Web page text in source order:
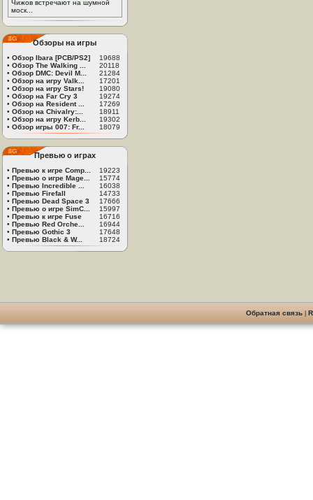
Чижов встречают на шумной
моск...
Обзоры на игры
• Обзор Ibara [PCB/PS2]
19688
• Обзор The Walking ...
20118
• Обзор DMC: Devil M...
21284
• Обзор на игру Valk...
17201
• Обзор на игру Stars!
19080
• Обзор на Far Cry 3
19274
• Обзор на Resident ...
17269
• Обзор на Chivalry:...
18911
• Обзор на игру Kerb...
19302
• Обзор игры 007: Fr... 18079
Превью о играх
• Превью к игре Comp...
19223
• Превью о игре Mage...
15774
• Превью Incredible ...
16038
• Превью Firefall
14733
• Превью Dead Space 3
17666
• Превью о игре SimC...
15997
• Превью к игре Fuse
16716
• Превью Red Orche...
16944
• Превью Gothic 3
17648
• Превью Black & W... 18724
Обратная связь